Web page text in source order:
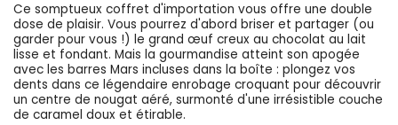
Ce somptueux coffret d'importation vous offre une double
dose de plaisir. Vous pourrez d'abord briser et partager (ou
garder pour vous !) le grand œuf creux au chocolat au lait
lisse et fondant. Mais la gourmandise atteint son apogée
avec les barres Mars incluses dans la boîte : plongez vos
dents dans ce légendaire enrobage croquant pour découvrir
un centre de nougat aéré, surmonté d'une irrésistible couche
de caramel doux et étirable.